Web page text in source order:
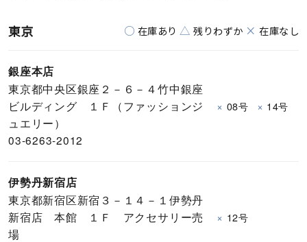
○ 在庫あり △ 残りわずか × 在庫なし
東京
銀座本店
東京都中央区銀座２－６－４竹中銀座
ビルディング １Ｆ（ファッションジ
ュエリー）
03-6263-2012
× 08号 × 14号
伊勢丹新宿店
東京都新宿区新宿３－１４－１伊勢丹
新宿店 本館 １Ｆ アクセサリー売
場
× 12号